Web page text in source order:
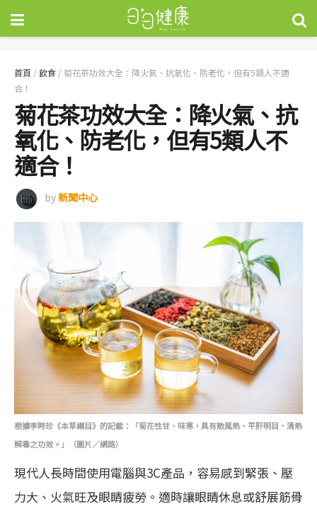
首頁 /飲食 /菊花茶功效大全：降火氣、抗氧化、防老化，但有5類人不適
合！
菊花茶功效大全：降火氣、抗
氧化、防老化，但有5類人不
適合！
by新聞中心
根據李時珍《本草綱目》的記載：「菊花性甘、味寒，具有散風熱、平肝明目、清熱
解毒之功效。」（圖片／網路）
現代人長時間使用電腦與3C產品，容易感到緊張、壓
力大、火氣旺及眼睛疲勞。適時讓眼睛休息或舒展筋骨